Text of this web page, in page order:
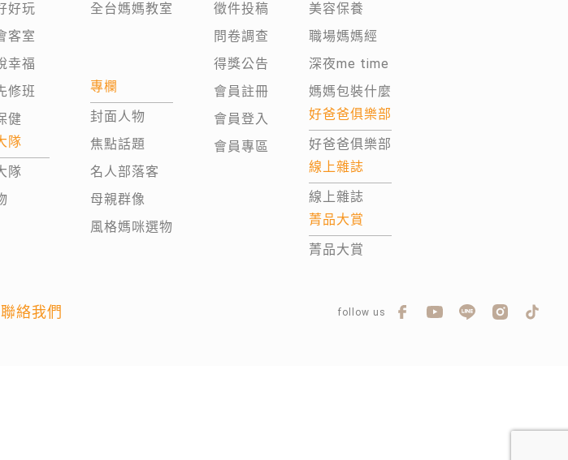
好玩
客室
幸福
修班
健
隊
隊
全台媽媽教室
專欄
封面人物
焦點話題
名人部落客
母親群像
風格媽咪選物
徵件投稿
問卷調查
得獎公告
會員註冊
會員登入
會員專區
美容保養
職場媽媽經
深夜me time
媽媽包裝什麼
好爸爸俱樂部
好爸爸俱樂部
線上雜誌
線上雜誌
菁品大賞
菁品大賞
聯絡我們 follow us